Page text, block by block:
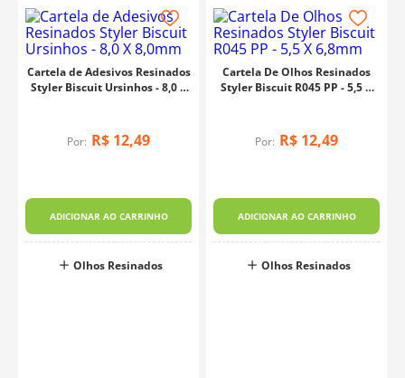
Cartela de Adesivos Resinados
Styler Biscuit Ursinhos - 8,0 X
Por: R$ 12,49
ADICIONAR AO CARRINHO
Olhos Resinados
Cartela De Olhos Resinados
Styler Biscuit R045 PP - 5,5 X
Por: R$ 12,49
ADICIONAR AO CARRINHO
Olhos Resinados